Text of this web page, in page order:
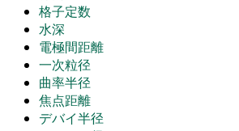
格子定数
水深
電極間距離
一次粒径
曲率半径
焦点距離
デバイ半径